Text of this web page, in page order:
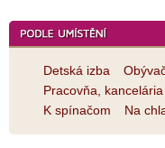
Detská izba
Pracovňa, kancelária
K spínačom
Na